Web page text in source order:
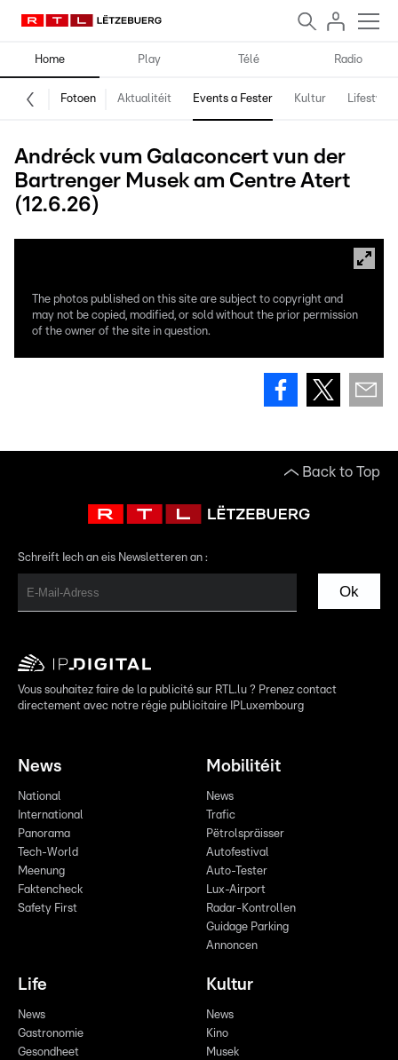
Home Play Télé Radio
Fotoen Aktualitéit Events a Fester Kultur Lifestyle
Andréck vum Galaconcert vun der
Bartrenger Musek am Centre Atert
(12.6.26)
The photos published on this site are subject to copyright and
may not be copied, modified, or sold without the prior permission
of the owner of the site in question.
Back to Top
Schreift Iech an eis Newsletteren an :
Ok
Vous souhaitez faire de la publicité sur RTL.lu ? Prenez contact
directement avec notre régie publicitaire IPLuxembourg
News
National
International
Panorama
Tech-World
Meenung
Faktencheck
Safety First
Mobilitéit
News
Trafic
Pëtrolspräisser
Autofestival
Auto-Tester
Lux-Airport
Radar-Kontrollen
Guidage Parking
Annoncen
Life
News
Gastronomie
Gesondheet
Kultur
News
Kino
Musek